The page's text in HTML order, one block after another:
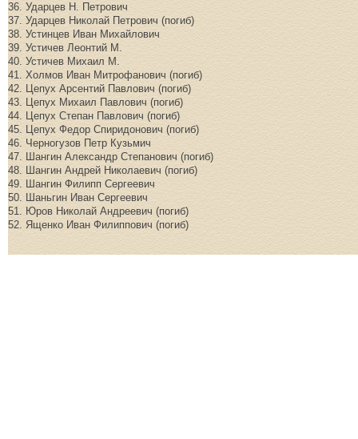
36. Ударцев Н. Петрович
37. Ударцев Николай Петрович (погиб)
38. Устинцев Иван Михайлович
39. Устичев Леонтий М.
40. Устичев Михаил М.
41. Холмов Иван Митрофанович (погиб)
42. Цепух Арсентий Павлович (погиб)
43. Цепух Михаил Павлович (погиб)
44. Цепух Степан Павлович (погиб)
45. Цепух Федор Спиридонович (погиб)
46. Черногузов Петр Кузьмич
47. Шангин Александр Степанович (погиб)
48. Шангин Андрей Николаевич (погиб)
49. Шангин Филипп Сергеевич
50. Шаньгин Иван Сергеевич
51. Юров Николай Андреевич (погиб)
52. Ященко Иван Филиппович (погиб)